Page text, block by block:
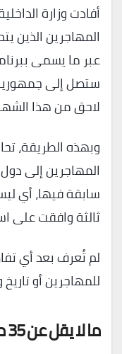
أفادت وزارة
المهاجرين الذين
عبر ما يسمى
ستصل إلى
لاحق من هذا
وبهذه الطريقة،
المهاجرين إلى
سابقة فيها، أي
ثالثة وافقت على
لم تُعرف بعد أي
للمهاجرين أو
ما لا يقل عن 35 مليون يورو